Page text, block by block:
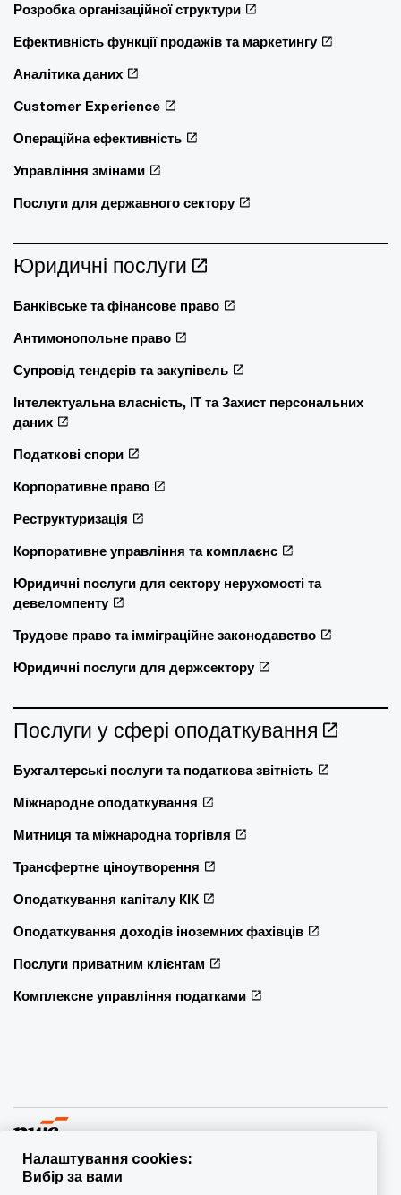
Розробка організаційної структури
Ефективність функції продажів та маркетингу
Аналітика даних
Customer Experience
Операційна ефективність
Управління змінами
Послуги для державного сектору
Юридичні послуги
Банківське та фінансове право
Антимонопольне право
Супровід тендерів та закупівель
Інтелектуальна власність, ІТ та Захист персональних
даних
Податкові спори
Корпоративне право
Реструктуризація
Корпоративне управління та комплаєнс
Юридичні послуги для сектору нерухомості та
девеломпенту
Трудове право та імміграційне законодавство
Юридичні послуги для держсектору
Послуги у сфері оподаткування
Бухгалтерські послуги та податкова звітність
Міжнародне оподаткування
Митниця та міжнародна торгівля
Трансфертне ціноутворення
Оподаткування капіталу КІК
Оподаткування доходів іноземних фахівців
Послуги приватним клієнтам
Комплексне управління податками
Налаштування cookies:
Вибір за вами